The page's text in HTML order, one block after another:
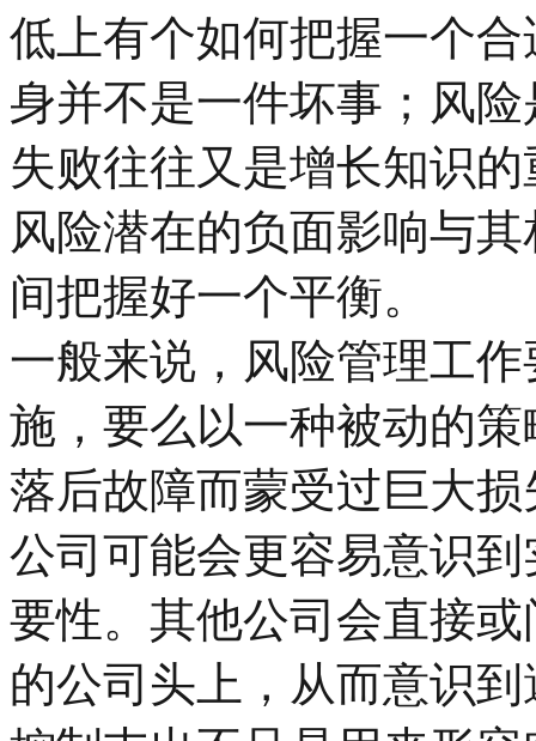
低上有个如何把握一个
身并不是一件坏事；风
失败往往又是增长知识
风险潜在的负面影响与
间把握好一个平衡。
一般来说，风险管理工
施，要么以一种被动的
落后故障而蒙受过巨大
公司可能会更容易意识
要性。其他公司会直接
的公司头上，从而意识